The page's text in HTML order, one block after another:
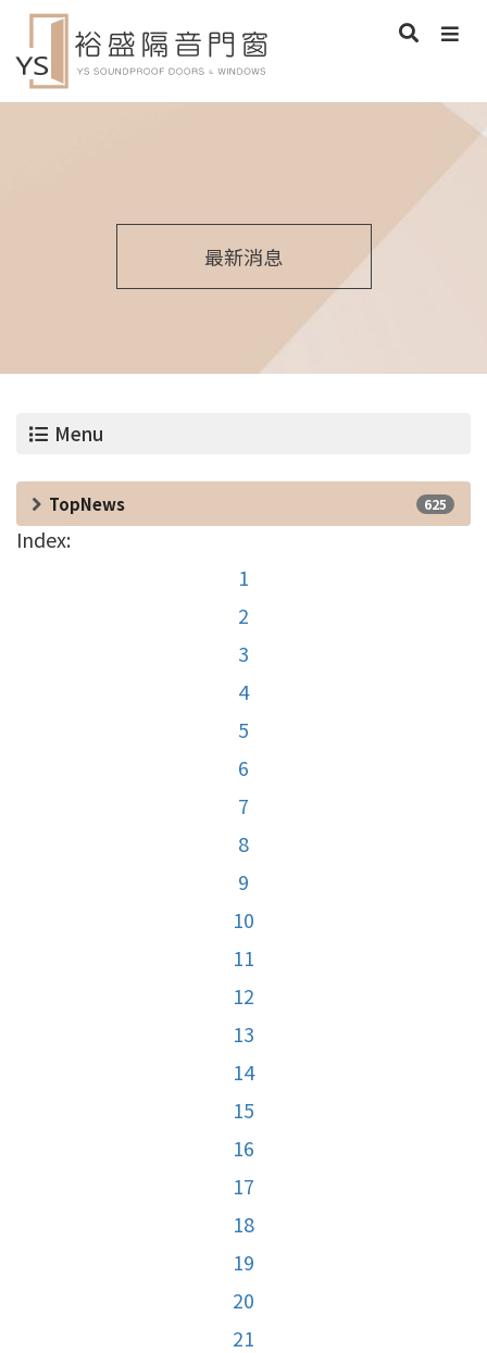
最新消息
Menu
TopNews 625
Index:
1
2
3
4
5
6
7
8
9
10
11
12
13
14
15
16
17
18
19
20
21